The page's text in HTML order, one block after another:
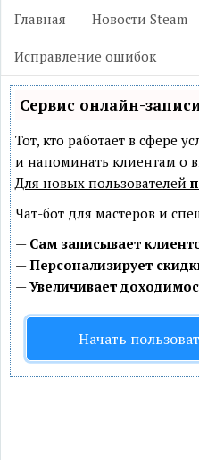
Главная Новости Steam
Исправление ошибок
Сервис онлайн-
Тот, кто работает в сфере
и напоминать клиентам о
Для новых пользователей
Чат-бот для мастеров и
— Сам записывает
—Персонализирует
—Увеличивает
Начать